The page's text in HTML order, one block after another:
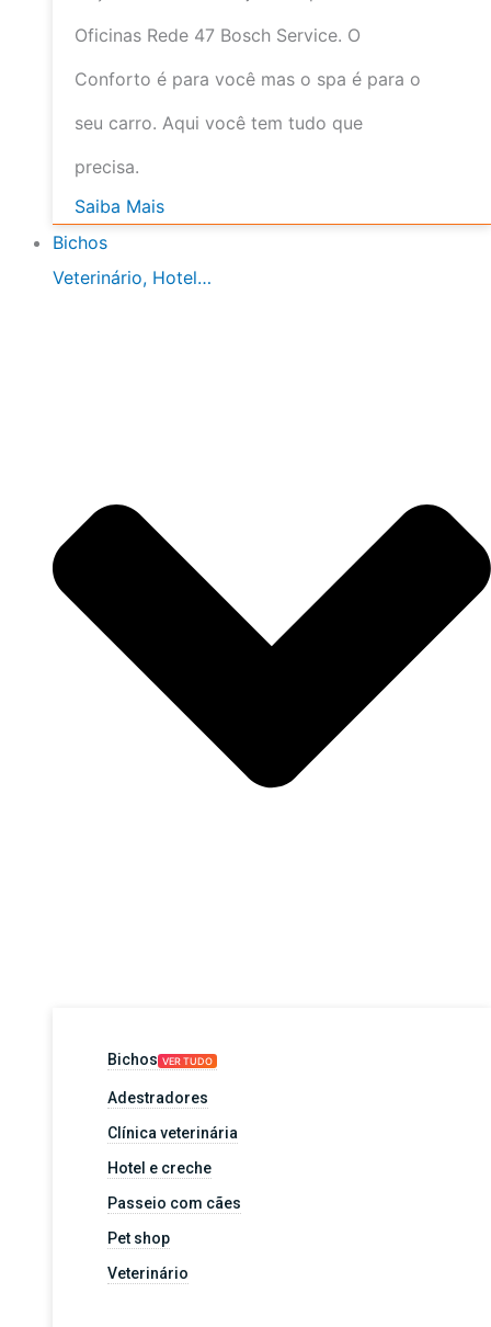
Oficinas Rede 47 Bosch Service. O
Conforto é para você mas o spa é para o
seu carro. Aqui você tem tudo que
precisa.
Saiba Mais
Bichos
Veterinário, Hotel…
Bichos VER TUDO
Adestradores
Clínica veterinária
Hotel e creche
Passeio com cães
Pet shop
Veterinário